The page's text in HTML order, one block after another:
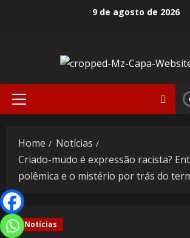
9 de agosto de 2026
Home
Notícias
Criado-mudo é expressão racista?
polêmica e o mistério por trás do
Notícias